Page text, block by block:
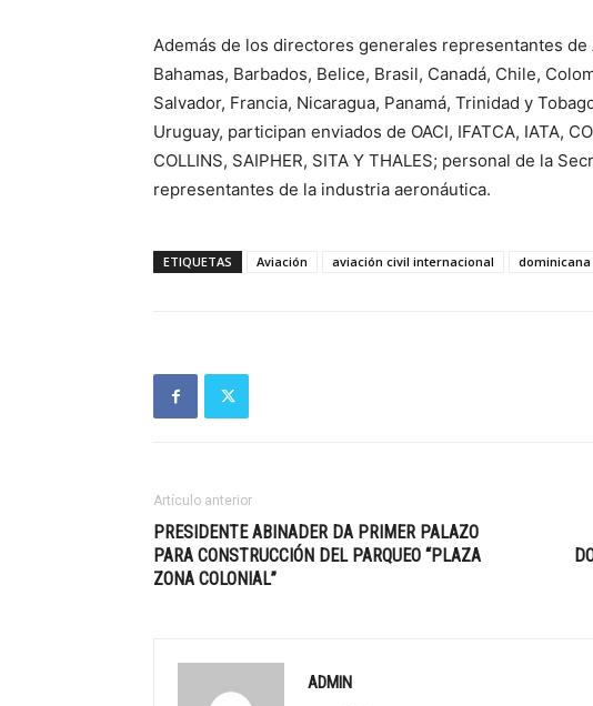
Además de los directores generales representantes de
Bahamas, Barbados, Belice, Brasil, Canadá, Chile,
Salvador, Francia, Nicaragua, Panamá, Trinidad y
Uruguay, participan enviados de OACI, IFATCA, IATA,
COLLINS, SAIPHER, SITA Y THALES; personal de la
representantes de la industria aeronáutica.
ETIQUETAS Aviación aviación civil internacional dominicana
Artículo anterior
PRESIDENTE ABINADER DA PRIMER PALAZO
PARA CONSTRUCCIÓN DEL PARQUEO “PLAZA
ZONA COLONIAL”
ADMIN